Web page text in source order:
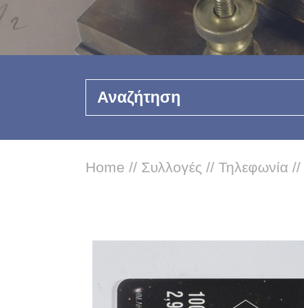
Αναζήτηση
Home // Συλλογές // Τηλεφωνία //